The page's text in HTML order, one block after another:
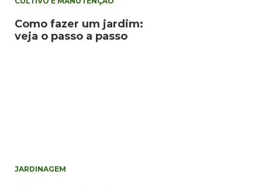
Como fazer um jardim:
veja o passo a passo
JARDINAGEM